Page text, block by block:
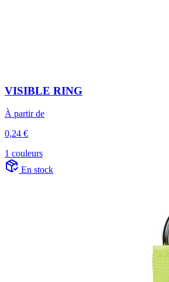
VISIBLE RING
À partir de
0,24 €
1 couleurs
En stock